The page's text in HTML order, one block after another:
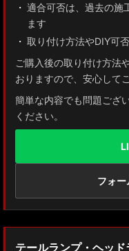
適合可否は、過去の施
ます
取り付け方法やDIY可
ご購入後の取り付け方法
おりますので、安心して
簡単な内容でも問題ござ
ください。
フォー
テールランプ・ヘッ